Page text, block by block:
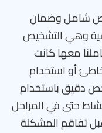
شامل وضمان
وهي التشخيص
معها كانت
أو استخدام
دقيق باستخدام
حتى في المراحل
تفاقم المشكلة